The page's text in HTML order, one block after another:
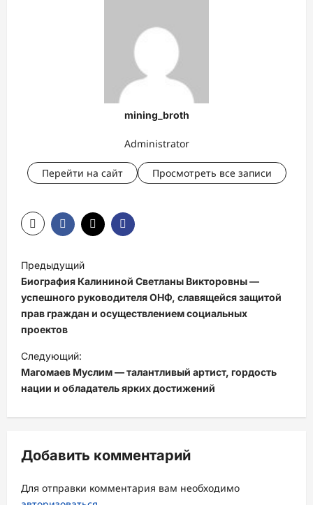
mining_broth
Administrator
Перейти на сайт Просмотреть все записи
а
в
и
а
ц
з
п
Предыдущий
Биография Калининой Светланы Викторовны —
успешного руководителя ОНФ, славящейся защитой
прав граждан и осуществлением социальных
проектов
Следующий:
Магомаев Муслим — талантливый артист, гордость
нации и обладатель ярких достижений
Добавить комментарий
Для отправки комментария вам необходимо